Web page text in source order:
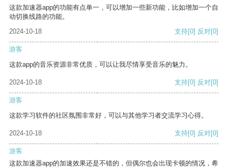
这款加速器app的功能有点单一，可以增加一些新功能，比如增加一个自
动切换线路的功能。
2024-10-18
支持[0] 反对[0]
游客
这款app的音乐资源非常优质，可以让我尽情享受音乐的魅力。
2024-10-18 支持[0] 反对[0]
游客
这款学习软件的社区氛围非常好，可以与其他学习者交流学习心得。
2024-10-18 支持[0] 反对[0]
游客
这款加速器app的加速效果还是不错的，但偶尔也会出现卡顿的情况，希